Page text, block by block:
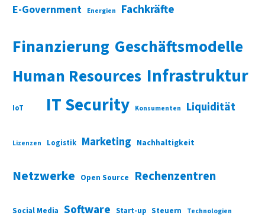
E-Government Energien Fachkräfte
Finanzierung Geschäftsmodelle
Human Resources Infrastruktur
IoT IT Security Konsumenten Liquidität
Lizenzen Logistik Marketing Nachhaltigkeit
Netzwerke Open Source Rechenzentren
Social Media Software Start-up Steuern Technologien